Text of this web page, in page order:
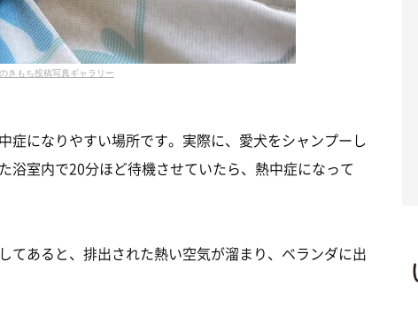
きもち投稿写真ギャラリー
症になりやすい場所です。実際に、愛犬をシャンプーし
浴室内で20分ほど待機させていたら、熱中症になって
てあると、排出された熱い空気が溜まり、ベランダに出